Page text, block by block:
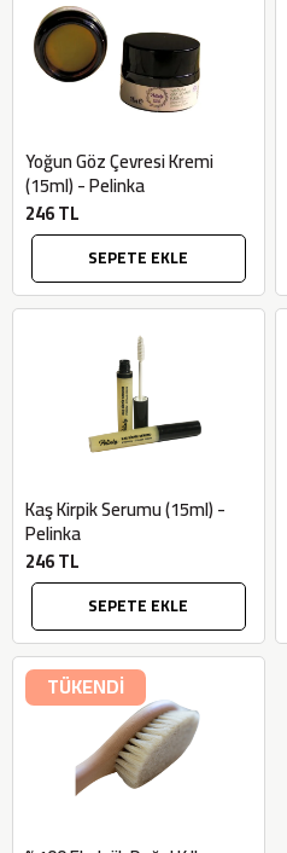
Yoğun Göz Çevresi Kremi
(15ml) - Pelinka
246 TL
SEPETE EKLE
Kaş Kirpik Serumu (15ml) -
Pelinka
246 TL
SEPETE EKLE
TÜKENDİ